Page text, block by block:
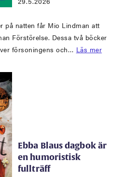
på natten får Mio Lindman att
Förstörelse. Dessa två böcker
försoningens och… Läs mer
Ebba Blaus dagbok är
en humoristisk
fullträff